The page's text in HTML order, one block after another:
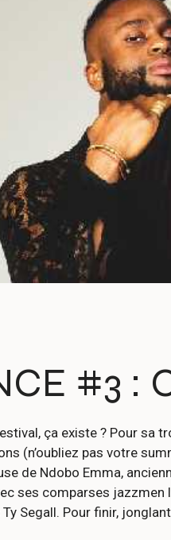
#3 :
ça existe ? Pour sa
(n’oubliez pas votre
de Ndobo Emma,
ses comparses
Segall. Pour finir,